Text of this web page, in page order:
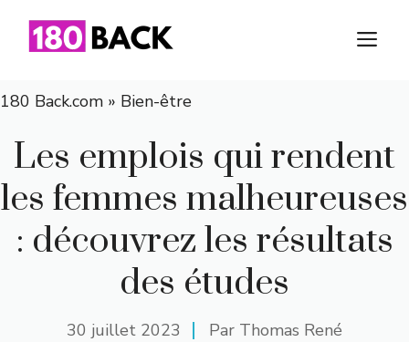
180 Back.com » Bien-être
Les emplois qui rendent
les femmes malheureuses
: découvrez les résultats
des études
30 juillet 2023 Par Thomas René